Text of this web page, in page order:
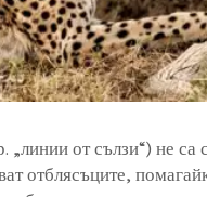
от сълзи“) не са
отблясъците,